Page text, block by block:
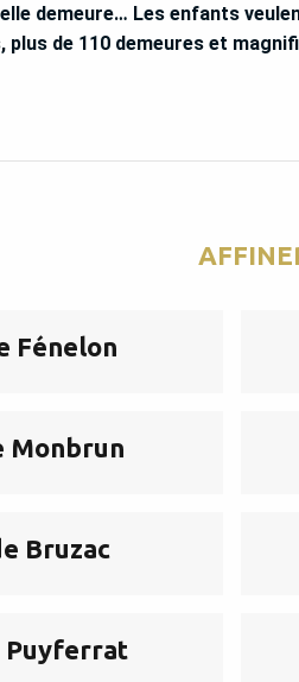
demeure… Les enfants
plus de 110 demeures et
Fénelon
Monbrun
Bruzac
Puyferrat